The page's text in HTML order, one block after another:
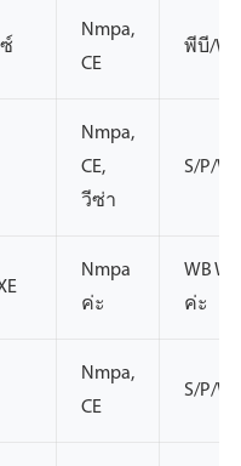
Nmpa,
CE
พีบี/
Nmpa,
CE,
วีซ่า
S/P/
Nmpa
ค่ะ
WB WB
ค่ะ
Nmpa,
CE
S/P/